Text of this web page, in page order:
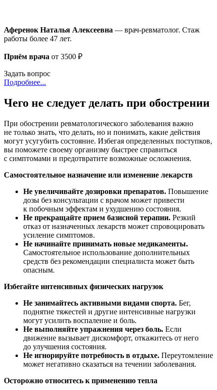
Аференок Наталья Алексеевна — врач-ревматолог. Стаж
работы более 47 лет.
Приём врача от 3500 ₽
Задать вопрос
Подробнее...
Чего не следует делать при обострении
При обострении ревматологического заболевания важно
не только знать, что делать, но и понимать, какие действия
могут усугубить состояние. Избегая определенных поступков,
вы поможете своему организму быстрее справиться
с симптомами и предотвратите возможные осложнения.
Самостоятельное назначение или изменение лекарств
Не увеличивайте дозировки препаратов. Повышение
дозы без консультации с врачом может привести
к побочным эффектам и ухудшению состояния.
Не прекращайте прием базисной терапии. Резкий
отказ от назначенных лекарств может спровоцировать
усиление симптомов.
Не начинайте принимать новые медикаменты.
Самостоятельное использование дополнительных
средств без рекомендации специалиста может быть
опасным.
Избегайте интенсивных физических нагрузок
Не занимайтесь активными видами спорта. Бег,
поднятие тяжестей и другие интенсивные нагрузки
могут усилить воспаление и боль.
Не выполняйте упражнения через боль. Если
движение вызывает дискомфорт, откажитесь от него
до улучшения состояния.
Не игнорируйте потребность в отдыхе. Переутомление
может негативно сказаться на течении заболевания.
Осторожно относитесь к применению тепла